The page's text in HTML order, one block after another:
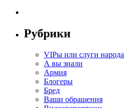
Рубрики
VIPы или слуги народа
А вы знали
Армия
Блогеры
Бред
Ваши обращения